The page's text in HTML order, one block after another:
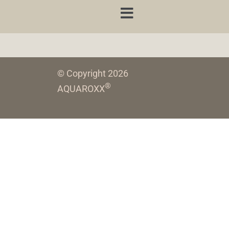
© Copyright 2026
AQUAROXX®